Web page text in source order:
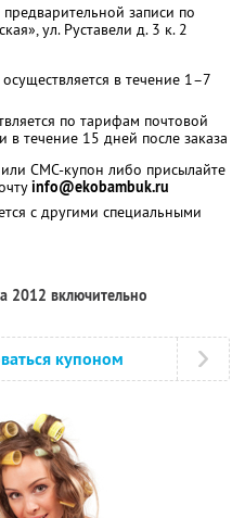
предварительной записи по
ул. Руставели д. 3 к. 2
в течение 1–7
по тарифам почтовой
течение 15 дней после заказа
СМС-купон либо присылайте
info@ekobambuk.ru
с другими специальными
2012 включительно
купоном